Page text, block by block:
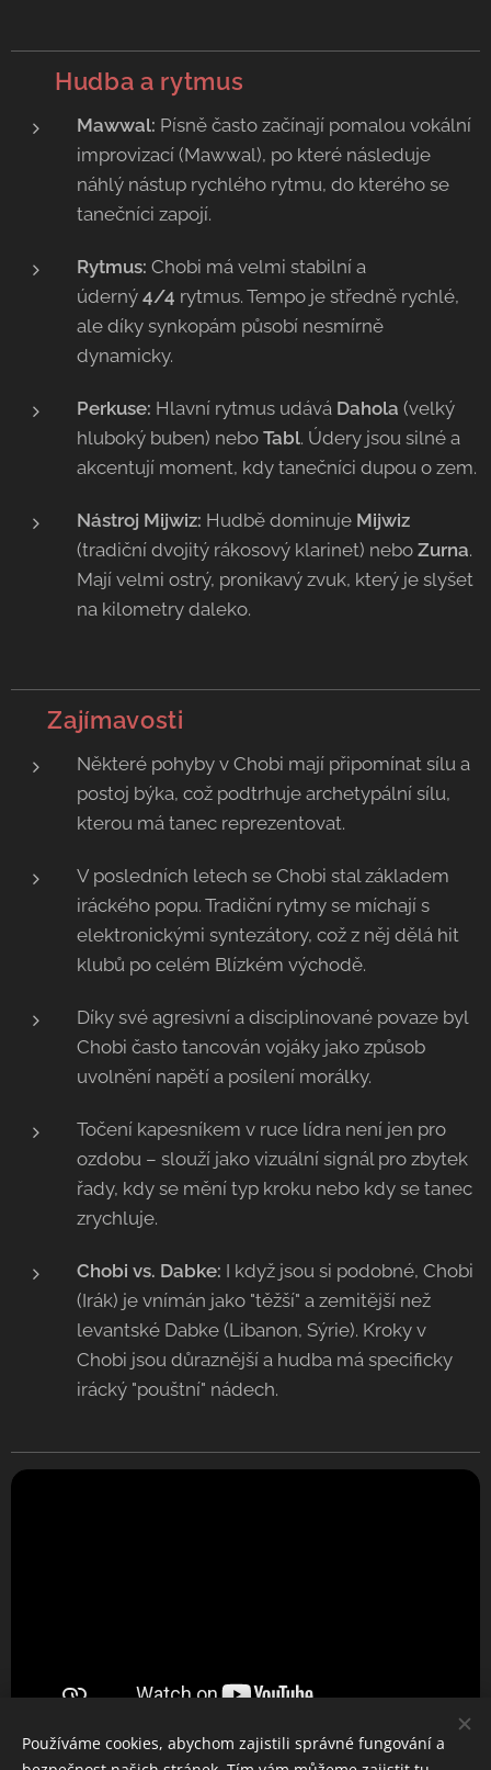
Hudba a rytmus
Mawwal: Písně často začínají pomalou vokální
improvizací (Mawwal), po které následuje
náhlý nástup rychlého rytmu, do kterého se
tanečníci zapojí.
Rytmus: Chobi má velmi stabilní a
úderný 4/4 rytmus. Tempo je středně rychlé,
ale díky synkopám působí nesmírně
dynamicky.
Perkuse: Hlavní rytmus udává Dahola (velký
hluboký buben) nebo Tabl. Údery jsou silné a
akcentují moment, kdy tanečníci dupou o zem.
Nástroj Mijwiz: Hudbě dominuje Mijwiz
(tradiční dvojitý rákosový klarinet) nebo Zurna.
Mají velmi ostrý, pronikavý zvuk, který je slyšet
na kilometry daleko.
💡 Zajímavosti
Některé pohyby v Chobi mají připomínat sílu a
postoj býka, což podtrhuje archetypální sílu,
kterou má tanec reprezentovat.
V posledních letech se Chobi stal základem
iráckého popu. Tradiční rytmy se míchají s
elektronickými syntezátory, což z něj dělá hit
klubů po celém Blízkém východě.
Díky své agresivní a disciplinované povaze byl
Chobi často tancován vojáky jako způsob
uvolnění napětí a posílení morálky.
Točení kapesníkem v ruce lídra není jen pro
ozdobu – slouží jako vizuální signál pro zbytek
řady, kdy se mění typ kroku nebo kdy se tanec
zrychluje.
Chobi vs. Dabke: I když jsou si podobné, Chobi
(Irák) je vnímán jako "těžší" a zemitější než
levantské Dabke (Libanon, Sýrie). Kroky v
Chobi jsou důraznější a hudba má specificky
irácký "pouštní" nádech.
Používáme cookies, abychom zajistili správné fungování a